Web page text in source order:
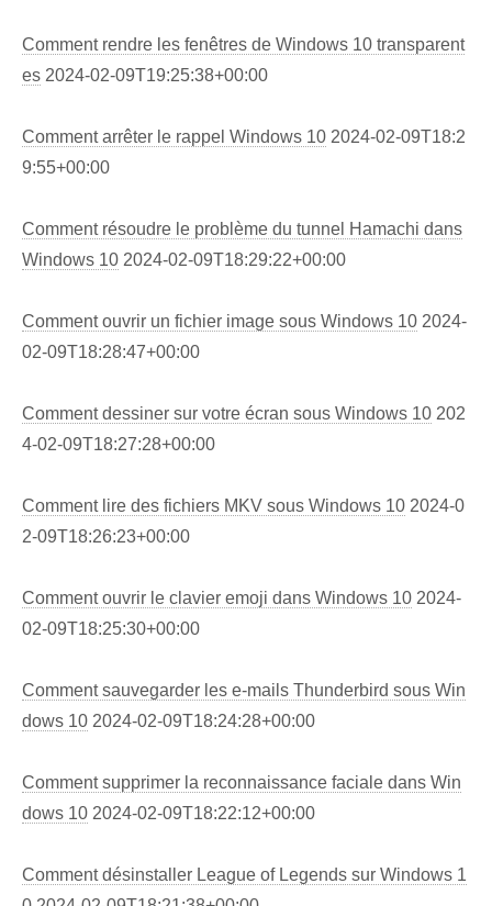
Comment rendre les fenêtres de Windows 10 transparent
es 2024-02-09T19:25:38+00:00
Comment arrêter le rappel Windows 10 2024-02-09T18:2
9:55+00:00
Comment résoudre le problème du tunnel Hamachi dans
Windows 10 2024-02-09T18:29:22+00:00
Comment ouvrir un fichier image sous Windows 10 2024-
02-09T18:28:47+00:00
Comment dessiner sur votre écran sous Windows 10 202
4-02-09T18:27:28+00:00
Comment lire des fichiers MKV sous Windows 10 2024-0
2-09T18:26:23+00:00
Comment ouvrir le clavier emoji dans Windows 10 2024-
02-09T18:25:30+00:00
Comment sauvegarder les e-mails Thunderbird sous Win
dows 10 2024-02-09T18:24:28+00:00
Comment supprimer la reconnaissance faciale dans Win
dows 10 2024-02-09T18:22:12+00:00
Comment désinstaller League of Legends sur Windows 1